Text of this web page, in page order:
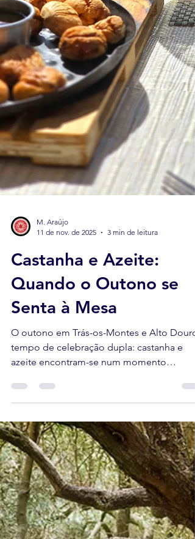
11 de nov. de 2025
3 min de leitura
Quando o Outono se
Senta à Mesa
O outono em Trás-os-Montes e Alto Douro
tempo de celebração dupla: castanha e
azeite encontram-se num momento
especial, símbolo de identidade, tradição e
partilha, realçando o sabor autêntico da
terra. O texto explora gestos simples e